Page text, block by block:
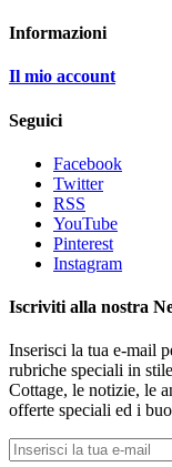
Informazioni
Il mio account
Seguici
Facebook
Twitter
RSS
YouTube
Pinterest
Instagram
Iscriviti alla nostra
Inserisci la tua e-mail
rubriche speciali in
Cottage, le notizie, le
offerte speciali ed i